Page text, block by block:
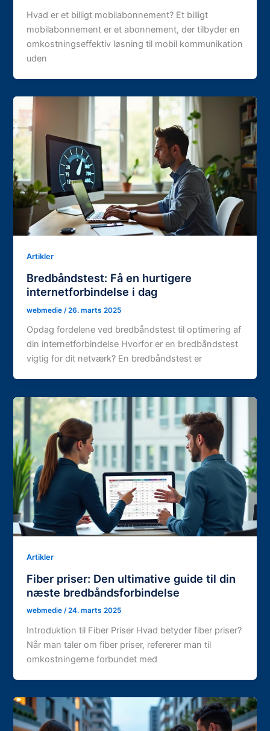
Hvad er et billigt mobilabonnement? Et billigt
mobilabonnement er et abonnement, der tilbyder en
omkostningseffektiv løsning til mobil kommunikation
uden
Artikler
Bredbåndstest: Få en hurtigere
internetforbindelse i dag
webmedie /26. marts 2025
Opdag fordelene ved bredbåndstest til optimering af
din internetforbindelse Hvorfor er en bredbåndstest
vigtig for dit netværk? En bredbåndstest er
Artikler
Fiber priser: Den ultimative guide til din
næste bredbåndsforbindelse
webmedie/24. marts 2025
Introduktion til Fiber Priser Hvad betyder fiber priser?
Når man taler om fiber priser, refererer man til
omkostningerne forbundet med